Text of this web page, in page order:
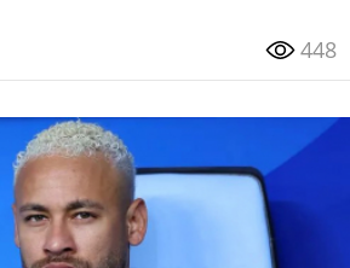
448